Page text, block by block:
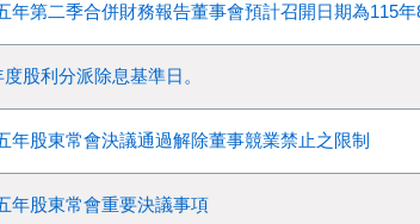
年第二季合併財務報告董事會預計召開日期為115年
股利分派除息基準日。
年股東常會決議通過解除董事競業禁止之限制
年股東常會重要決議事項